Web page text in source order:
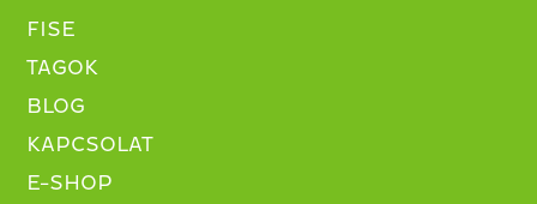
FISE
TAGOK
BLOG
KAPCSOLAT
E-SHOP